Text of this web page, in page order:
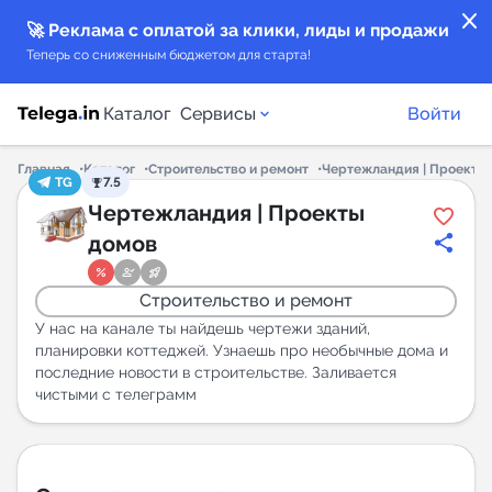
close
🚀 Реклама с оплатой за клики, лиды и продажи
Теперь со сниженным бюджетом для старта!
Каталог Сервисы
Каталог каналов
Каталог ботов
Горящие предложения
Индекс читаемости каналов в Telegram
New
Войти
Главная Каталог Строительство и ремонт
Чертежландия | Проекты
TG
7.5
Чертежландия | Проекты
домов
Строительство и ремонт
У нас на канале ты найдешь чертежи зданий,
планировки коттеджей. Узнаешь про необычные дома и
последние новости в строительстве. Заливается
чистыми с телеграмм